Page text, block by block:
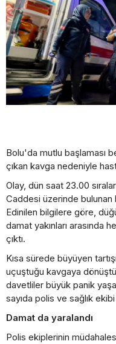
Bolu'da mutlu başlaması
çıkan kavga nedeniyle
Olay, dün saat 23.00
Caddesi üzerinde
Edinilen bilgilere göre,
damat yakınları arasında
çıktı.
Kısa sürede büyüyen
uçuştuğu kavgaya
davetliler büyük panik
sayıda polis ve sağlık
Damat da yaralandı
Polis ekiplerinin